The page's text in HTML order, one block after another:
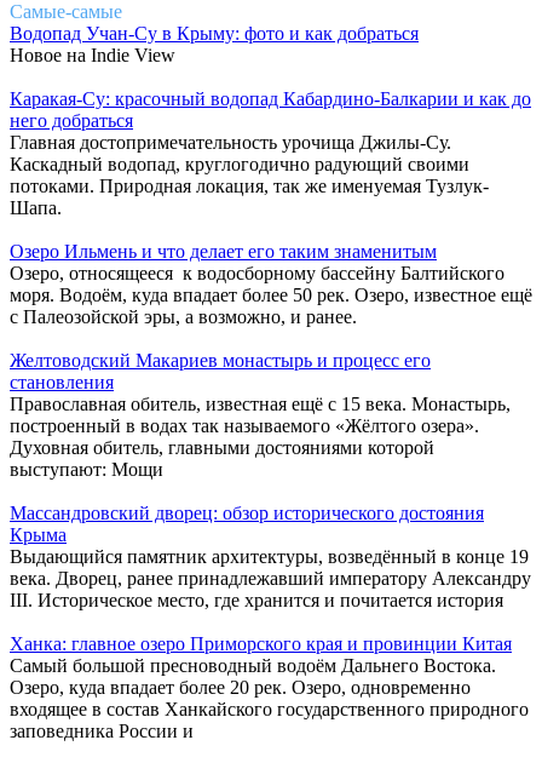
Самые-самые
Водопад Учан-Су в Крыму: фото и как добраться
Новое на Indie View
Каракая-Су: красочный водопад Кабардино-Балкарии и как до
него добраться
Главная достопримечательность урочища Джилы-Су.
Каскадный водопад, круглогодично радующий своими
потоками. Природная локация, так же именуемая Тузлук-
Шапа.
Озеро Ильмень и что делает его таким знаменитым
Озеро, относящееся к водосборному бассейну Балтийского
моря. Водоём, куда впадает более 50 рек. Озеро, известное ещё
с Палеозойской эры, а возможно, и ранее.
Желтоводский Макариев монастырь и процесс его
становления
Православная обитель, известная ещё с 15 века. Монастырь,
построенный в водах так называемого «Жёлтого озера».
Духовная обитель, главными достояниями которой
выступают: Мощи
Массандровский дворец: обзор исторического достояния
Крыма
Выдающийся памятник архитектуры, возведённый в конце 19
века. Дворец, ранее принадлежавший императору Александру
III. Историческое место, где хранится и почитается история
Ханка: главное озеро Приморского края и провинции Китая
Самый большой пресноводный водоём Дальнего Востока.
Озеро, куда впадает более 20 рек. Озеро, одновременно
входящее в состав Ханкайского государственного природного
заповедника России и